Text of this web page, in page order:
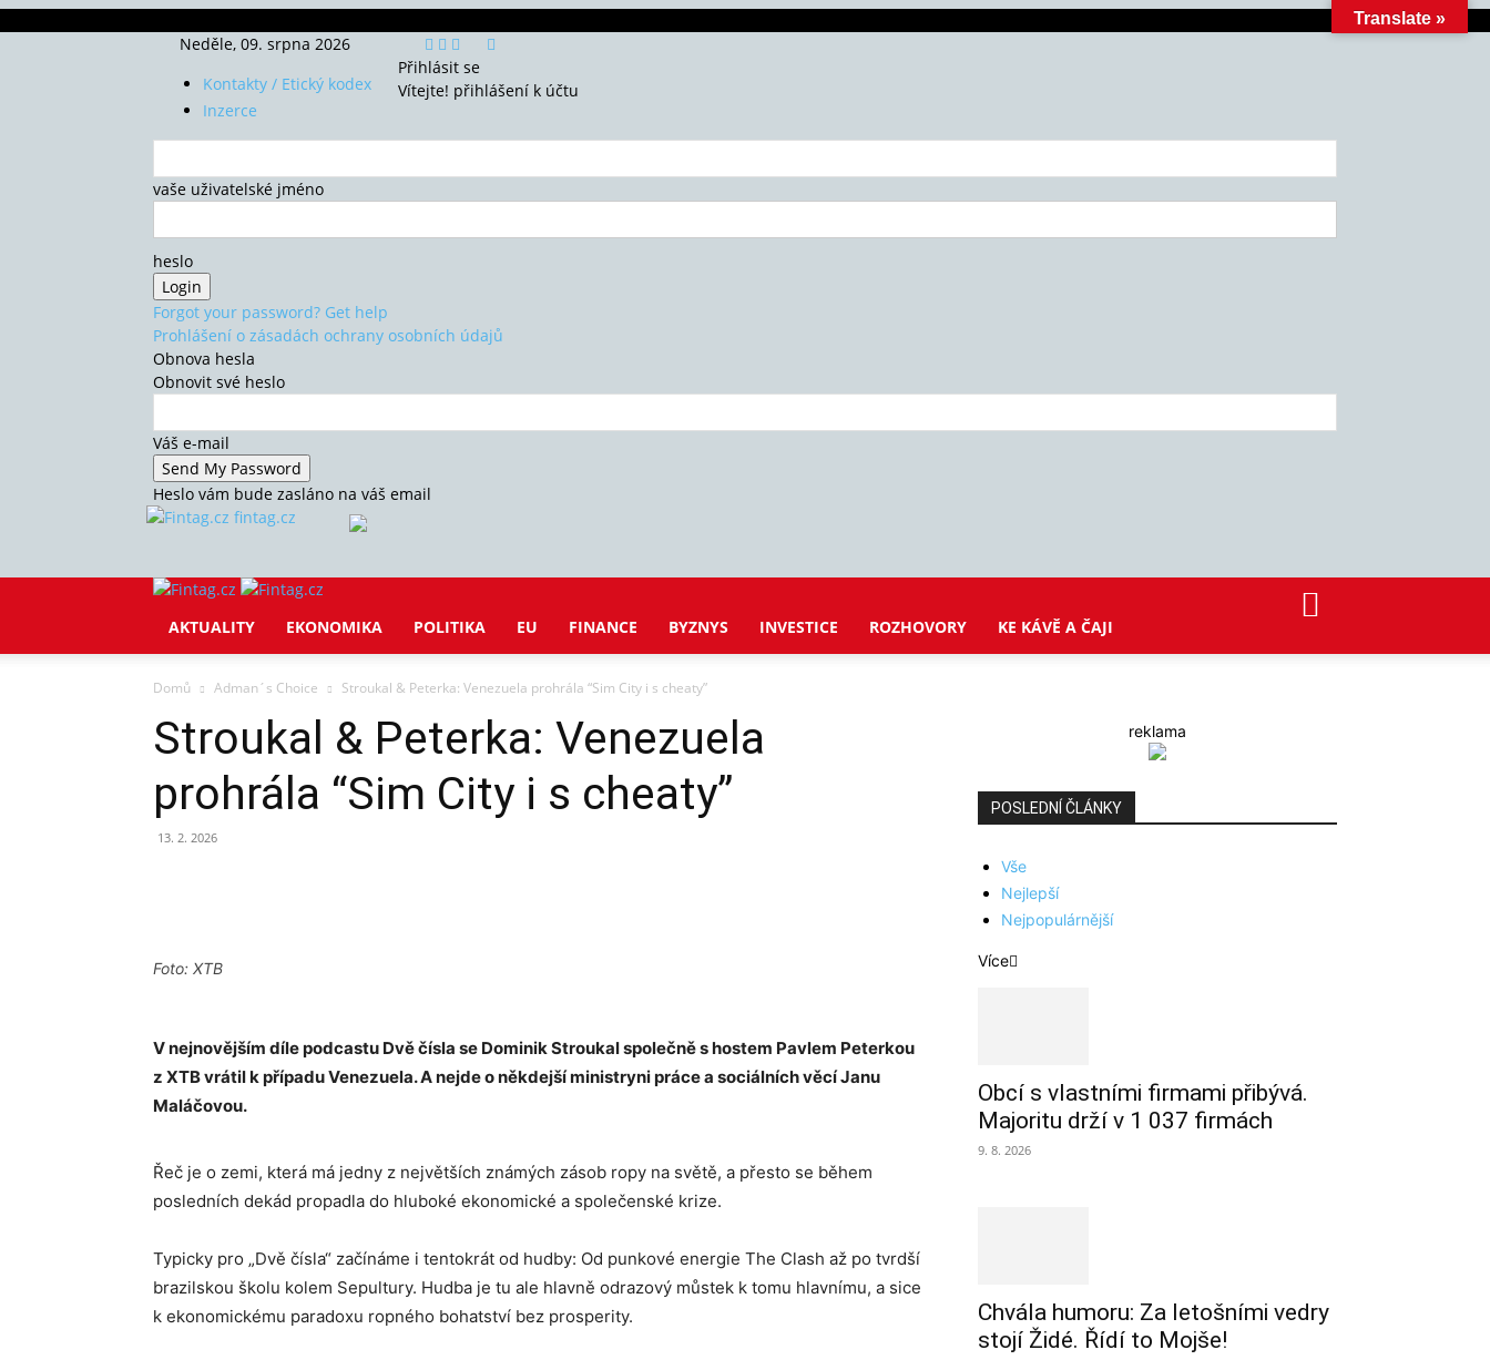
Neděle, 09. srpna 2026
Kontakty / Etický kodex
Inzerce
Přihlásit se
Vítejte! přihlášení k účtu
vaše uživatelské jméno
heslo
Forgot your password? Get help
Prohlášení o zásadách ochrany osobních údajů
Obnova hesla
Obnovit své heslo
Váš e-mail
Heslo vám bude zasláno na váš email
fintag.cz
AKTUALITY EKONOMIKA POLITIKA EU FINANCE BYZNYS INVESTICE ROZHOVORY KE KÁVĚ A ČAJI
Domů Adman´s Choice Stroukal & Peterka: Venezuela prohrála “Sim City i s cheaty”
Stroukal & Peterka: Venezuela
prohrála “Sim City i s cheaty”
13. 2. 2026
Foto: XTB
V nejnovějším díle podcastu Dvě čísla se Dominik Stroukal společně s hostem Pavlem Peterkou
z XTB vrátil k případu Venezuela. A nejde o někdejší ministryni práce a sociálních věcí Janu
Maláčovou.
Řeč je o zemi, která má jedny z největších známých zásob ropy na světě, a přesto se během
posledních dekád propadla do hluboké ekonomické a společenské krize.
Typicky pro „Dvě čísla“ začínáme i tentokrát od hudby: Od punkové energie The Clash až po tvrdší
brazilskou školu kolem Sepultury. Hudba je tu ale hlavně odrazový můstek k tomu hlavnímu, a sice
k ekonomickému paradoxu ropného bohatství bez prosperity.
reklama
POSLEDNÍ ČLÁNKY
Vše
Nejlepší
Nejpopulárnější
Více
Obcí s vlastními firmami přibývá.
Majoritu drží v 1 037 firmách
9. 8. 2026
Chvála humoru: Za letošními vedry
stojí Židé. Řídí to Mojše!
Translate »